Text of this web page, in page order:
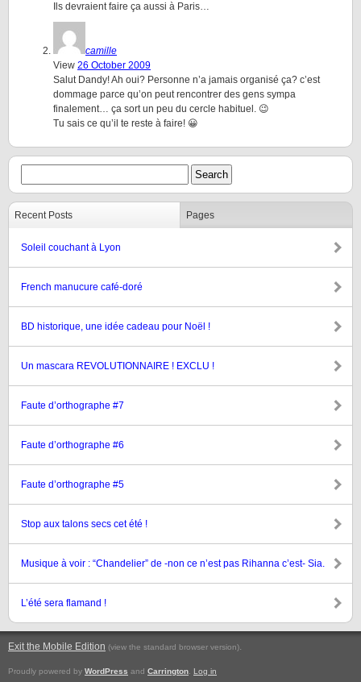
Ils devraient faire ça aussi à Paris…
camille
View 26 October 2009
Salut Dandy! Ah oui? Personne n’a jamais organisé ça? c’est
dommage parce qu’on peut rencontrer des gens sympa
finalement… ça sort un peu du cercle habituel. 😉
Tu sais ce qu’il te reste à faire! 😀
Recent Posts Pages
Soleil couchant à Lyon
French manucure café-doré
BD historique, une idée cadeau pour Noël !
Un mascara REVOLUTIONNAIRE ! EXCLU !
Faute d’orthographe #7
Faute d’orthographe #6
Faute d’orthographe #5
Stop aux talons secs cet été !
Musique à voir : “Chandelier” de -non ce n’est pas Rihanna c’est- Sia.
L’été sera flamand !
Exit the Mobile Edition (view the standard browser version).
Proudly powered by WordPress and Carrington Log in